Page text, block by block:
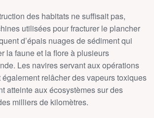
des habitats ne suffisait pas,
utilisées pour fracturer le plancher
d’épais nuages de sédiment qui
la faune et la flore à plusieurs
Les navires servant aux opérations
relâcher des vapeurs toxiques
atteinte aux écosystèmes sur des
milliers de kilomètres.